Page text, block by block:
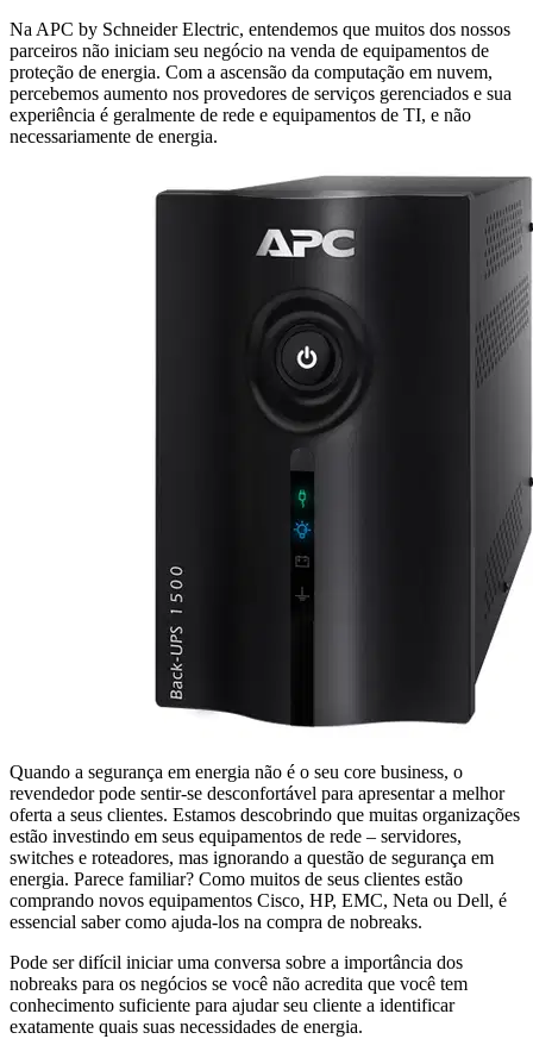
Na APC by Schneider Electric, entendemos que muitos dos nossos
parceiros não iniciam seu negócio na venda de equipamentos de
proteção de energia. Com a ascensão da computação em nuvem,
percebemos aumento nos provedores de serviços gerenciados e sua
experiência é geralmente de rede e equipamentos de TI, e não
necessariamente de energia.
Quando a segurança em energia não é o seu core business, o
revendedor pode sentir-se desconfortável para apresentar a melhor
oferta a seus clientes. Estamos descobrindo que muitas organizações
estão investindo em seus equipamentos de rede – servidores,
switches e roteadores, mas ignorando a questão de segurança em
energia. Parece familiar? Como muitos de seus clientes estão
comprando novos equipamentos Cisco, HP, EMC, Neta ou Dell, é
essencial saber como ajuda-los na compra de nobreaks.
Pode ser difícil iniciar uma conversa sobre a importância dos
nobreaks para os negócios se você não acredita que você tem
conhecimento suficiente para ajudar seu cliente a identificar
exatamente quais suas necessidades de energia.